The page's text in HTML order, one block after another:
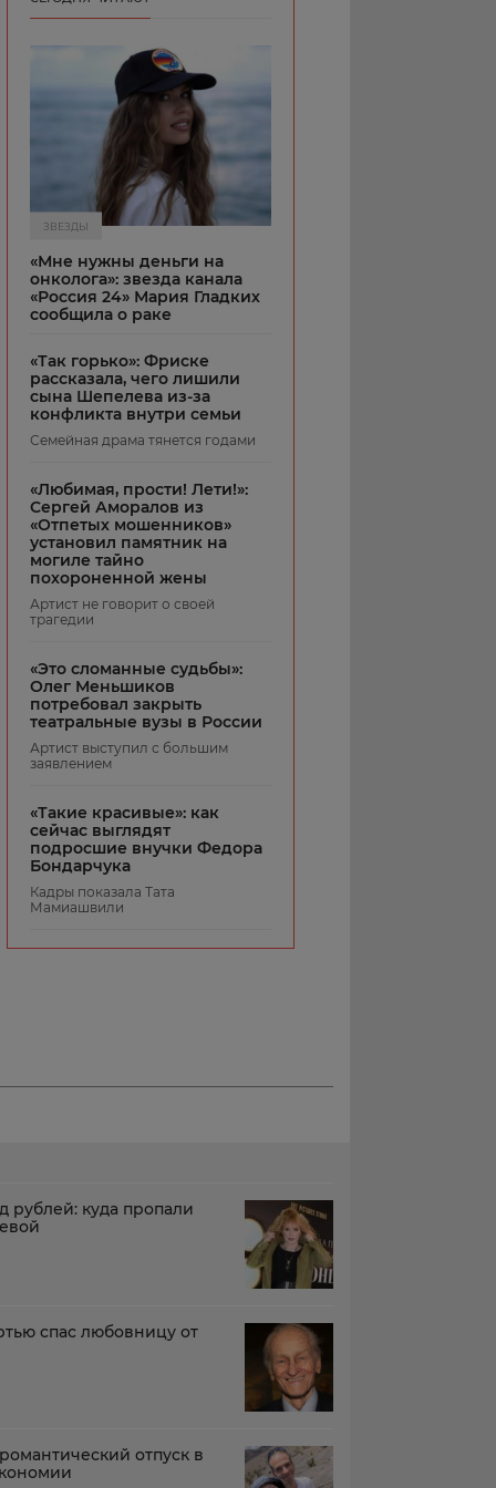
ЗВЕЗДЫ
«Мне нужны деньги на
онколога»: звезда канала
«Россия 24» Мария Гладких
сообщила о раке
«Так горько»: Фриске
рассказала, чего лишили
сына Шепелева из-за
конфликта внутри семьи
Семейная драма тянется годами
«Любимая, прости! Лети!»:
Сергей Аморалов из
«Отпетых мошенников»
установил памятник на
могиле тайно
похороненной жены
Артист не говорит о своей
трагедии
«Это сломанные судьбы»:
Олег Меньшиков
потребовал закрыть
театральные вузы в России
Артист выступил с большим
заявлением
«Такие красивые»: как
сейчас выглядят
подросшие внучки Федора
Бондарчука
Кадры показала Тата
Мамиашвили
рублей: куда пропали
спас любовницу от
отпуск в